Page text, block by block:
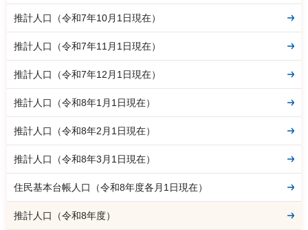
推計人口（令和7年10月1日現在）
推計人口（令和7年11月1日現在）
推計人口（令和7年12月1日現在）
推計人口（令和8年1月1日現在）
推計人口（令和8年2月1日現在）
推計人口（令和8年3月1日現在）
住民基本台帳人口（令和8年度各月1日現在）
推計人口（令和8年度）